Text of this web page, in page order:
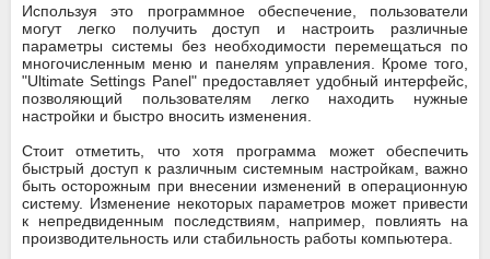
Используя это программное обеспечение, пользователи
могут легко получить доступ и настроить различные
параметры системы без необходимости перемещаться по
многочисленным меню и панелям управления. Кроме того,
"Ultimate Settings Panel" предоставляет удобный интерфейс,
позволяющий пользователям легко находить нужные
настройки и быстро вносить изменения.
Стоит отметить, что хотя программа может обеспечить
быстрый доступ к различным системным настройкам, важно
быть осторожным при внесении изменений в операционную
систему. Изменение некоторых параметров может привести
к непредвиденным последствиям, например, повлиять на
производительность или стабильность работы компьютера.